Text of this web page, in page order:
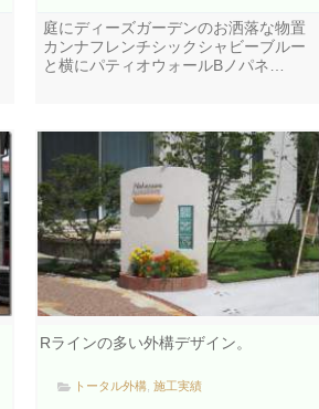
庭にディーズガーデンのお洒落な物置
カンナフレンチシックシャビーブルー
と横にパティオウォールBノパネ…
Rラインの多い外構デザイン。
トータル外構, 施工実績